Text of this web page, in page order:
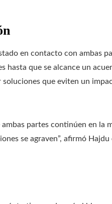
en contacto con ambas
hasta que se alcance un
que eviten un
partes continúen en la
se agraven”, afirmó Hajdu